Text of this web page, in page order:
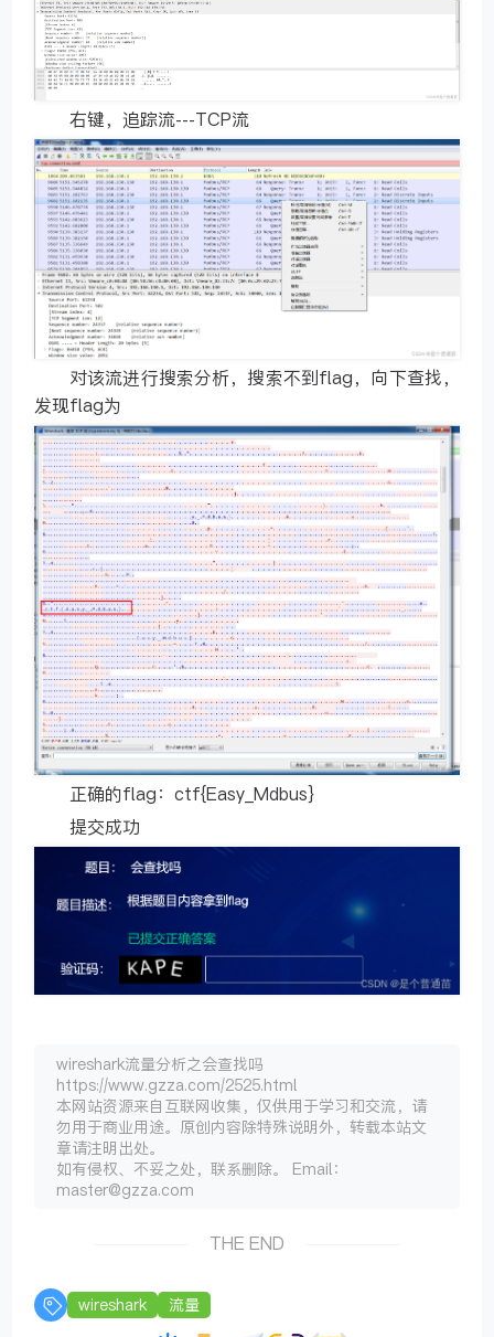
右键，追踪流---TCP流
对该流进行搜索分析，搜索不到flag，向下查找，
发现flag为
正确的flag：ctf{Easy_Mdbus}
提交成功
wireshark流量分析之会查找吗
https://www.gzza.com/2525.html
本网站资源来自互联网收集，仅供用于学习和交流，请
勿用于商业用途。原创内容除特殊说明外，转载本站文
章请注明出处。
如有侵权、不妥之处，联系删除。 Email：
master@gzza.com
THE END
wireshark 流量